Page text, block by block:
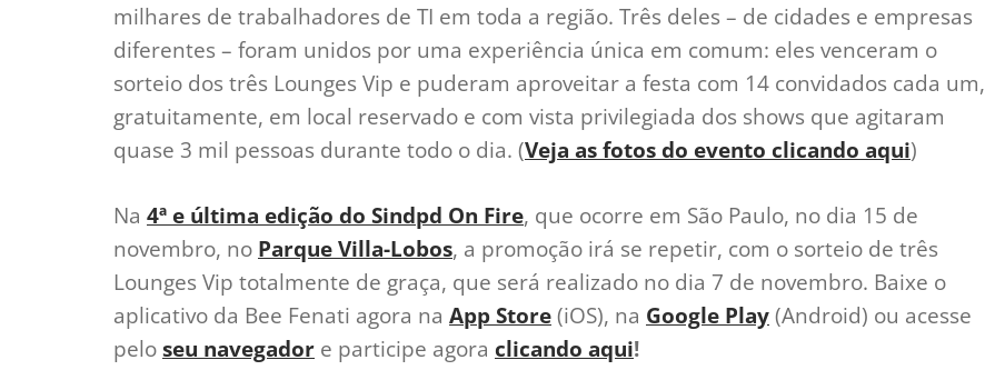
milhares de trabalhadores de TI em toda a região. Três deles – de cidades e empresas
diferentes – foram unidos por uma experiência única em comum: eles venceram o
sorteio dos três Lounges Vip e puderam aproveitar a festa com 14 convidados cada um,
gratuitamente, em local reservado e com vista privilegiada dos shows que agitaram
quase 3 mil pessoas durante todo o dia. (Veja as fotos do evento clicando aqui)
Na 4ª e última edição do Sindpd On Fire, que ocorre em São Paulo, no dia 15 de
novembro, no Parque Villa-Lobos, a promoção irá se repetir, com o sorteio de três
Lounges Vip totalmente de graça, que será realizado no dia 7 de novembro. Baixe o
aplicativo da Bee Fenati agora na App Store(iOS), na Google Play(Android) ou acesse
peloseu navegador e participe agora clicando aqui!